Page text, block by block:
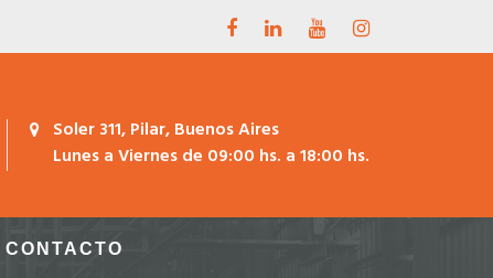
Soler 311, Pilar, Buenos Aires
Lunes a Viernes de 09:00 hs. a 18:00 hs.
CONTACTO